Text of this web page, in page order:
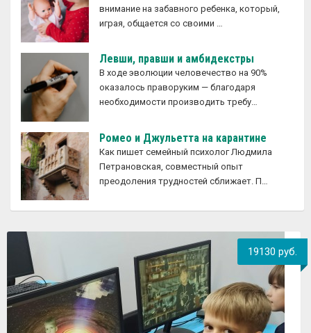
внимание на забавного ребенка, который,
играя, общается со своими …
Левши, правши и амбидекстры
В ходе эволюции человечество на 90%
оказалось праворуким — благодаря
необходимости производить требу…
Ромео и Джульетта на карантине
Как пишет семейный психолог Людмила
Петрановская, совместный опыт
преодоления трудностей сближает. П…
19130 руб.